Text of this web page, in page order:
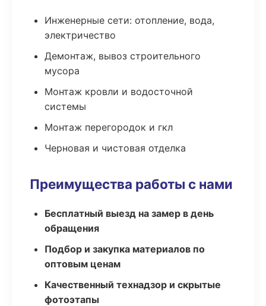
Инженерные сети: отопление, вода,
электричество
Демонтаж, вывоз строительного
мусора
Монтаж кровли и водосточной
системы
Монтаж перегородок и гкл
Черновая и чистовая отделка
Преимущества работы с нами
Бесплатный выезд на замер в день
обращения
Подбор и закупка материалов по
оптовым ценам
Качественный технадзор и скрытые
фотоэтапы